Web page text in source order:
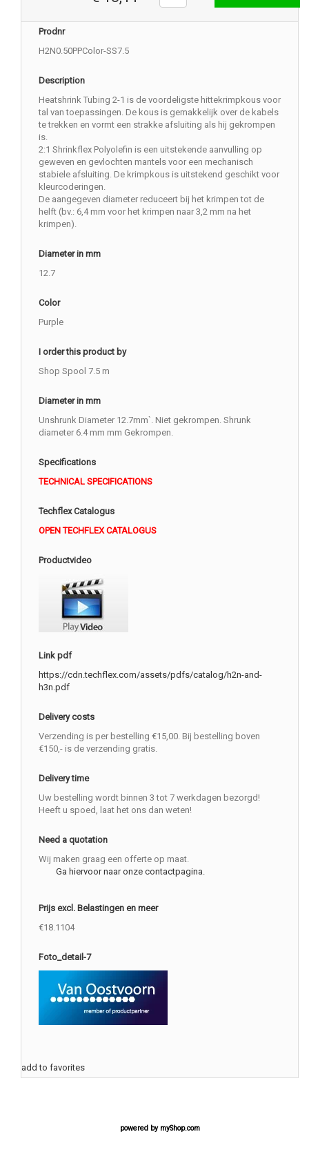
Prodnr
H2N0.50PPColor-SS7.5
Description
Heatshrink Tubing 2-1 is de voordeligste hittekrimpkous voor
tal van toepassingen. De kous is gemakkelijk over de kabels
te trekken en vormt een strakke afsluiting als hij gekrompen
is.
2:1 Shrinkflex Polyolefin is een uitstekende aanvulling op
geweven en gevlochten mantels voor een mechanisch
stabiele afsluiting. De krimpkous is uitstekend geschikt voor
kleurcoderingen.
De aangegeven diameter reduceert bij het krimpen tot de
helft (bv.: 6,4 mm voor het krimpen naar 3,2 mm na het
krimpen).
Diameter in mm
12.7
Color
Purple
I order this product by
Shop Spool 7.5 m
Diameter in mm
Unshrunk Diameter 12.7mm`. Niet gekrompen. Shrunk
diameter 6.4 mm mm Gekrompen.
Specifications
TECHNICAL SPECIFICATIONS
Techflex Catalogus
OPEN TECHFLEX CATALOGUS
Productvideo
Link pdf
https://cdn.techflex.com/assets/pdfs/catalog/h2n-and-
h3n.pdf
Delivery costs
Verzending is per bestelling €15,00. Bij bestelling boven
€150,- is de verzending gratis.
Delivery time
Uw bestelling wordt binnen 3 tot 7 werkdagen bezorgd!
Heeft u spoed, laat het ons dan weten!
Need a quotation
Wij maken graag een offerte op maat.
Ga hiervoor naar onze contactpagina.
Prijs excl. Belastingen en meer
€18.1104
Foto_detail-7
add to favorites
powered by myShop.com